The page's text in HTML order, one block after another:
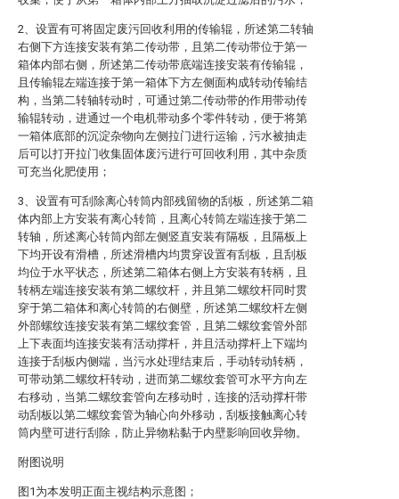
2、设置有可将固定废污回收利用的传输辊，所述第二转轴
右侧下方连接安装有第二传动带，且第二传动带位于第一
箱体内部右侧，所述第二传动带底端连接安装有传输辊，
且传输辊左端连接于第一箱体下方左侧面构成转动传输结
构，当第二转轴转动时，可通过第二传动带的作用带动传
输辊转动，进通过一个电机带动多个零件转动，便于将第
一箱体底部的沉淀杂物向左侧拉门进行运输，污水被抽走
后可以打开拉门收集固体废污进行可回收利用，其中杂质
可充当化肥使用；
3、设置有可刮除离心转筒内部残留物的刮板，所述第二箱
体内部上方安装有离心转筒，且离心转筒左端连接于第二
转轴，所述离心转筒内部左侧竖直安装有隔板，且隔板上
下均开设有滑槽，所述滑槽内均贯穿设置有刮板，且刮板
均位于水平状态，所述第二箱体右侧上方安装有转柄，且
转柄左端连接安装有第二螺纹杆，并且第二螺纹杆同时贯
穿于第二箱体和离心转筒的右侧壁，所述第二螺纹杆左侧
外部螺纹连接安装有第二螺纹套管，且第二螺纹套管外部
上下表面均连接安装有活动撑杆，并且活动撑杆上下端均
连接于刮板内侧端，当污水处理结束后，手动转动转柄，
可带动第二螺纹杆转动，进而第二螺纹套管可水平方向左
右移动，当第二螺纹套管向左移动时，连接的活动撑杆带
动刮板以第二螺纹套管为轴心向外移动，刮板接触离心转
筒内壁可进行刮除，防止异物粘黏于内壁影响回收异物。
附图说明
图1为本发明正面主视结构示意图；